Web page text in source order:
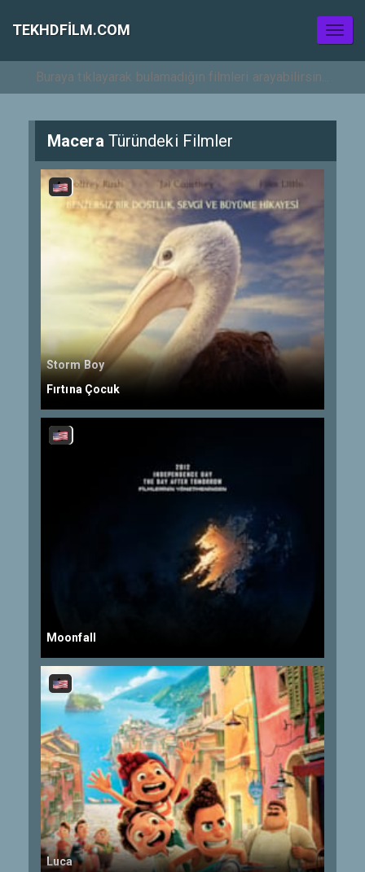
TEKHDFILM.COM
Macera Türündeki Filmler
Storm Boy
Fırtına Çocuk
Moonfall
Luca